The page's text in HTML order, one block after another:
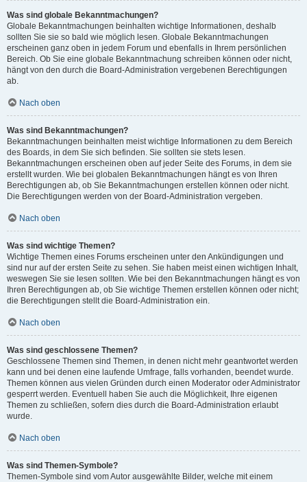
Was sind globale Bekanntmachungen?
Globale Bekanntmachungen beinhalten wichtige Informationen, deshalb
sollten Sie sie so bald wie möglich lesen. Globale Bekanntmachungen
erscheinen ganz oben in jedem Forum und ebenfalls in Ihrem persönlichen
Bereich. Ob Sie eine globale Bekanntmachung schreiben können oder nicht,
hängt von den durch die Board-Administration vergebenen Berechtigungen
ab.
Nach oben
Was sind Bekanntmachungen?
Bekanntmachungen beinhalten meist wichtige Informationen zu dem Bereich
des Boards, in dem Sie sich befinden. Sie sollten sie stets lesen.
Bekanntmachungen erscheinen oben auf jeder Seite des Forums, in dem sie
erstellt wurden. Wie bei globalen Bekanntmachungen hängt es von Ihren
Berechtigungen ab, ob Sie Bekanntmachungen erstellen können oder nicht.
Die Berechtigungen werden von der Board-Administration vergeben.
Nach oben
Was sind wichtige Themen?
Wichtige Themen eines Forums erscheinen unter den Ankündigungen und
sind nur auf der ersten Seite zu sehen. Sie haben meist einen wichtigen Inhalt,
weswegen Sie sie lesen sollten. Wie bei den Bekanntmachungen hängt es von
Ihren Berechtigungen ab, ob Sie wichtige Themen erstellen können oder nicht;
die Berechtigungen stellt die Board-Administration ein.
Nach oben
Was sind geschlossene Themen?
Geschlossene Themen sind Themen, in denen nicht mehr geantwortet werden
kann und bei denen eine laufende Umfrage, falls vorhanden, beendet wurde.
Themen können aus vielen Gründen durch einen Moderator oder Administrator
gesperrt werden. Eventuell haben Sie auch die Möglichkeit, Ihre eigenen
Themen zu schließen, sofern dies durch die Board-Administration erlaubt
wurde.
Nach oben
Was sind Themen-Symbole?
Themen-Symbole sind vom Autor ausgewählte Bilder, welche mit einem